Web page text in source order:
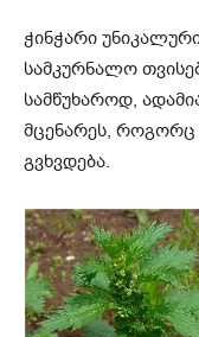
ჭინჭარი
სამკურნალო
სამწუხაროდ,
მცენარეს, როგორც
გვხვდება.